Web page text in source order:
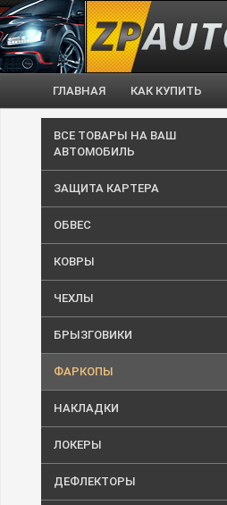
ГЛАВНАЯ КАК КУПИТЬ
ВСЕ ТОВАРЫ НА ВАШ
АВТОМОБИЛЬ
ЗАЩИТА КАРТЕРА
ОБВЕС
КОВРЫ
ЧЕХЛЫ
БРЫЗГОВИКИ
ФАРКОПЫ
НАКЛАДКИ
ЛОКЕРЫ
ДЕФЛЕКТОРЫ